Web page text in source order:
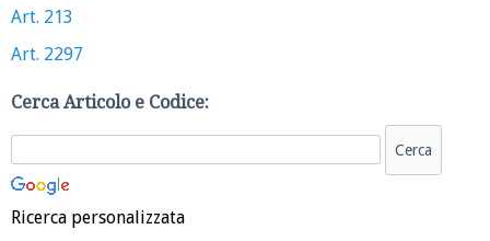
Art. 213
Art. 2297
Cerca Articolo e Codice:
Ricerca personalizzata